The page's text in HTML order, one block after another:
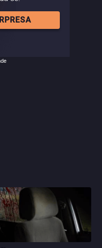
como a sociedade
esse, nascido a partir
também se
relações que não
e com grandes